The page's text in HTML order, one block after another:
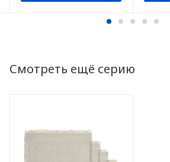
Смотреть ещё серию